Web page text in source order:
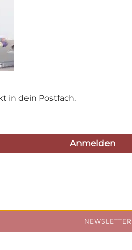
in dein Postfach.
NEWSLETTER